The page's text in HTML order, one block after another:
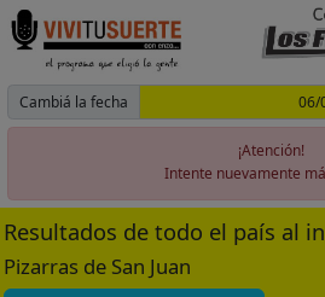
Cambiá la fecha
¡Atención!
Intente nuevamente
Resultados de todo el país al
Pizarras de San Juan